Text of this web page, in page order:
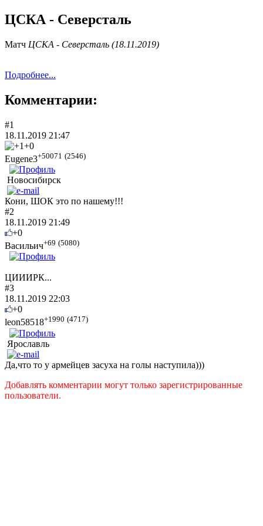
ЦСКА - Северсталь
Матч ЦСКА - Северсталь (18.11.2019)
Подробнее...
Комментарии:
#1
18.11.2019 21:47
+0
Eugene3+50071 (2546)
Новосибирск
Кони, ШОК это по нашему!!!
#2
18.11.2019 21:49
+0
Васильич+69 (5080)
ЦИИИРК...
#3
18.11.2019 22:03
+0
leon58518+1990 (4717)
Ярославль
Да,что то у армейцев засуха на голы наступила)))
Добавлять комментарии могут только зарегистрированные
пользователи.